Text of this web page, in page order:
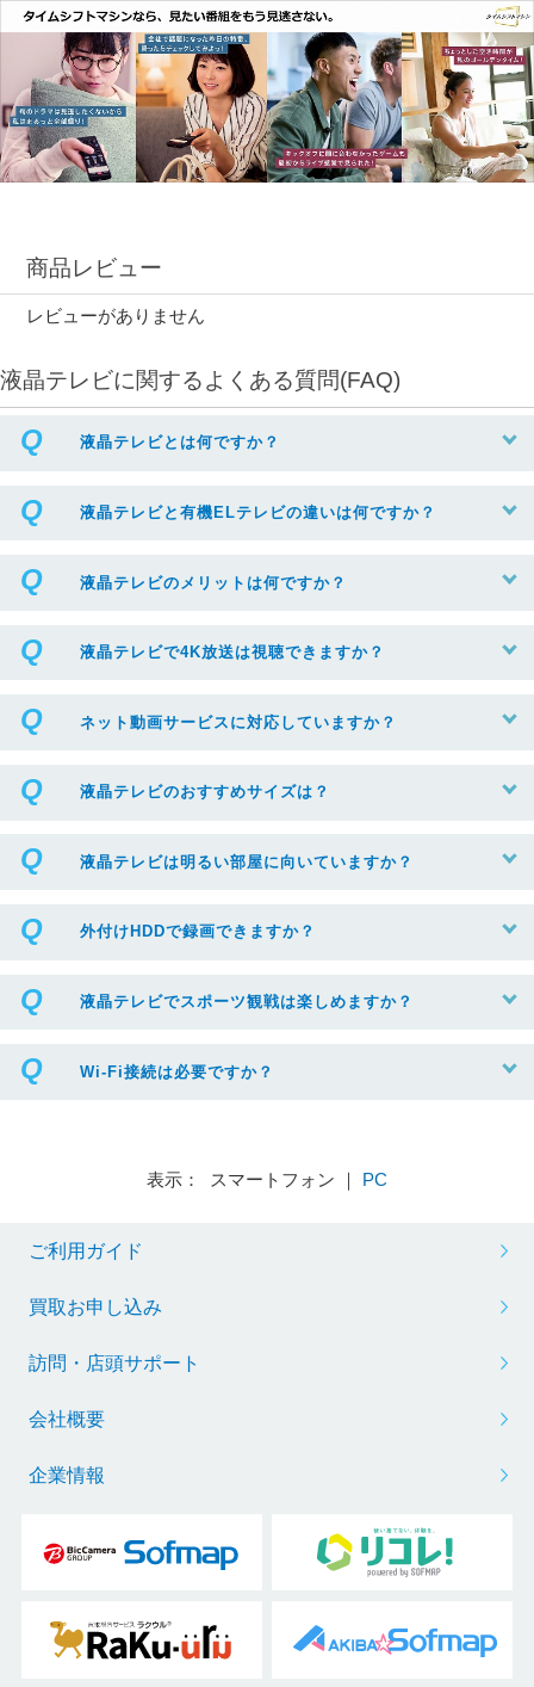
商品レビュー
レビューがありません
液晶テレビに関するよくある質問(FAQ)
液晶テレビとは何ですか？
液晶テレビと有機ELテレビの違いは何ですか？
液晶テレビのメリットは何ですか？
液晶テレビで4K放送は視聴できますか？
ネット動画サービスに対応していますか？
液晶テレビのおすすめサイズは？
液晶テレビは明るい部屋に向いていますか？
外付けHDDで録画できますか？
液晶テレビでスポーツ観戦は楽しめますか？
Wi-Fi接続は必要ですか？
表示： スマートフォン ｜ PC
ご利用ガイド
買取お申し込み
訪問・店頭サポート
会社概要
企業情報